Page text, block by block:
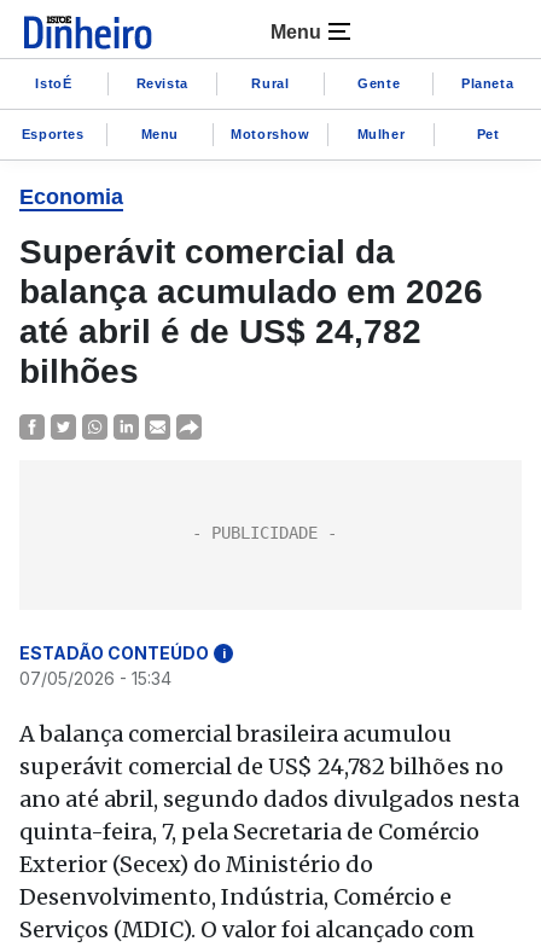
Menu
IstoÉ Revista Rural Gente Planeta
Esportes Menu Motorshow Mulher Pet
Economia
Superávit comercial da
balança acumulado em 2026
até abril é de US$ 24,782
bilhões
ESTADÃO CONTEÚDO i
07/05/2026 - 15:34
A balança comercial brasileira acumulou
superávit comercial de US$ 24,782 bilhões no
ano até abril, segundo dados divulgados nesta
quinta-feira, 7, pela Secretaria de Comércio
Exterior (Secex) do Ministério do
Desenvolvimento, Indústria, Comércio e
Serviços (MDIC). O valor foi alcançado com